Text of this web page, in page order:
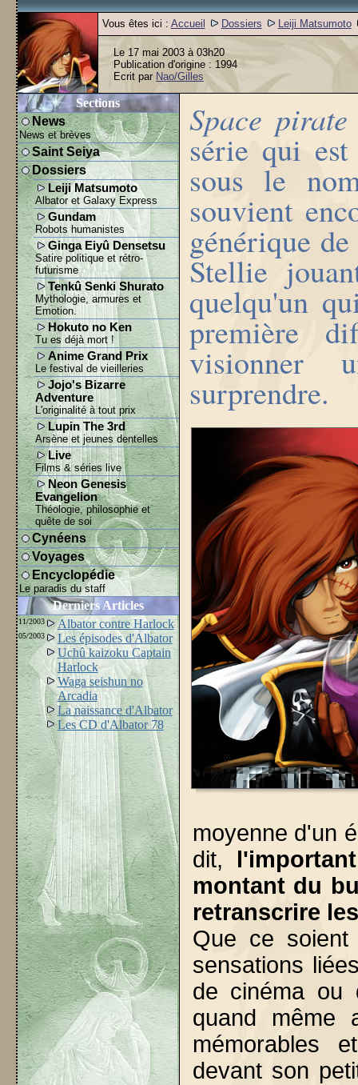
Vous êtes ici : Accueil Dossiers Leiji Matsumoto
Le 17 mai 2003 à 03h20
Publication d'origine : 1994
Ecrit par Nao/Gilles
Sections
News
News et brèves
Saint Seiya
Dossiers
Leiji Matsumoto
Albator et Galaxy Express
Gundam
Robots humanistes
Ginga Eiyû Densetsu
Satire politique et rétro-
futurisme
Tenkû Senki Shurato
Mythologie, armures et
Emotion.
Hokuto no Ken
Tu es déjà mort !
Anime Grand Prix
Le festival de vieilleries
Jojo's Bizarre
Adventure
L'originalité à tout prix
Lupin The 3rd
Arsène et jeunes dentelles
Live
Films & séries live
Neon Genesis
Evangelion
Théologie, philosophie et
quête de soi
Cynéens
Voyages
Encyclopédie
Le paradis du staff
Derniers Articles
11/2003 Albator contre Harlock
05/2003
Les épisodes d'Albator
Uchû kaizoku Captain
Harlock
Waga seishun no
Arcadia
La naissance d'Albator
Les CD d'Albator 78
Space
série qui
sous le
souvient
générique
Stellie
quelqu'un
première
visionner
surprendre.
moyenne d'un
dit,
montant du
retranscrire
Que ce
sensations
de cinéma ou
quand même
mémorables
devant son